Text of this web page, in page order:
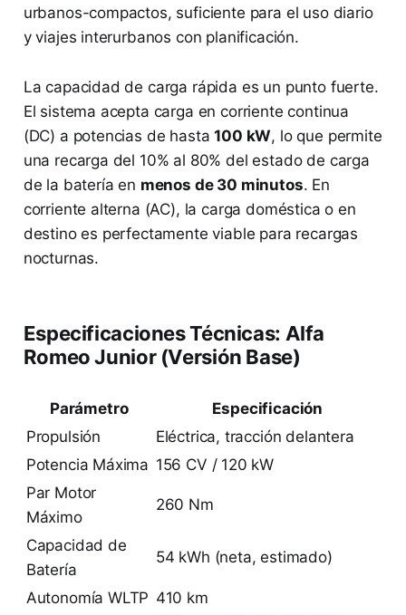
urbanos-compactos, suficiente para el uso diario
y viajes interurbanos con planificación.
La capacidad de carga rápida es un punto fuerte.
El sistema acepta carga en corriente continua
(DC) a potencias de hasta100 kW, lo que permite
una recarga del 10% al 80% del estado de carga
de la batería en menos de 30 minutos. En
corriente alterna (AC), la carga doméstica o en
destino es perfectamente viable para recargas
nocturnas.
Especificaciones Técnicas: Alfa
Romeo Junior (Versión Base)
Parámetro
Especificación
Propulsión
Eléctrica, tracción delantera
Potencia Máxima 156 CV / 120 kW
Par Motor
Máximo
260 Nm
Capacidad de
Batería
54 kWh (neta, estimado)
Autonomía WLTP 410 km